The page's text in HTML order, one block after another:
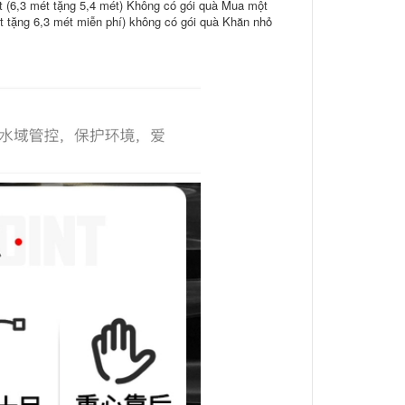
mét tặng 5,4 mét) Không có gói quà Mua một
6,3 mét miễn phí) không có gói quà Khăn nhỏ